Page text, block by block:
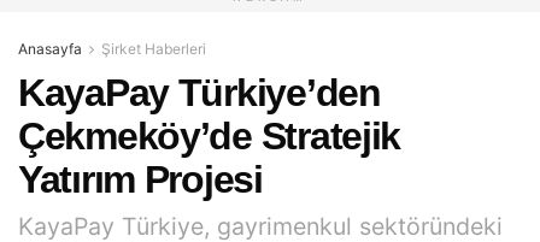
Anasayfa Şirket Haberleri
KayaPay Türkiye’den
Çekmeköy’de Stratejik
Yatırım Projesi
KayaPay Türkiye, gayrimenkul sektöründeki